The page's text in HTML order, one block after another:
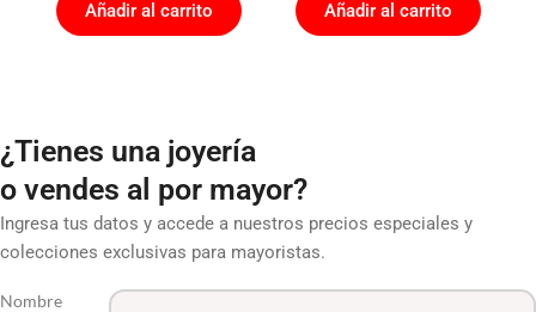
Añadir al carrito Añadir al carrito
¿Tienes una joyería
o vendes al por mayor?
Ingresa tus datos y accede a nuestros precios especiales y
colecciones exclusivas para mayoristas.
Nombre